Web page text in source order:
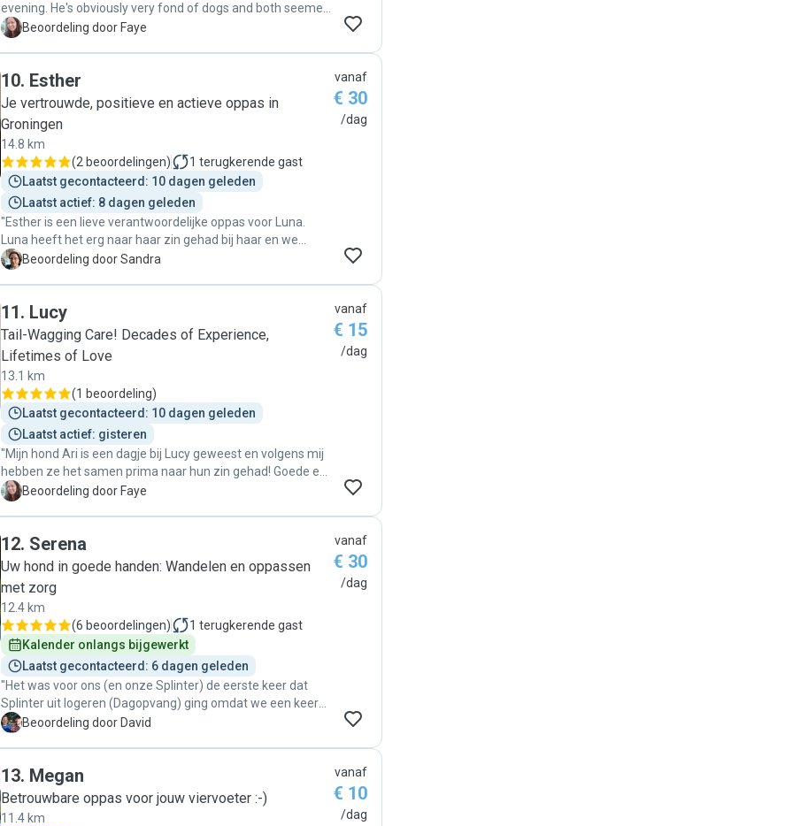
evening. He's obviously very fond of dogs and both seemed
to have had a good time. "
F Beoordeling door Faye
10. Esther
Je vertrouwde, positieve en actieve oppas in
Groningen
14.8 km
(2 beoordelingen) 1 terugkerende gast
Laatst gecontacteerd: 10 dagen geleden
Laatst actief: 8 dagen geleden
"Esther is een lieve verantwoordelijke oppas voor Luna.
Luna heeft het erg naar haar zin gehad bij haar en we
hebben alweer opnieuw geboekt! "
S Beoordeling door Sandra
vanaf
€ 30
/dag
11. Lucy
Tail-Wagging Care! Decades of Experience,
Lifetimes of Love
13.1 km
(1 beoordeling)
Laatst gecontacteerd: 10 dagen geleden
Laatst actief: gisteren
"Mijn hond Ari is een dagje bij Lucy geweest en volgens mij
hebben ze het samen prima naar hun zin gehad! Goede en
snelle communicatie en flexibel."
F Beoordeling door Faye
vanaf
€ 15
/dag
12. Serena
Uw hond in goede handen: Wandelen en oppassen
met zorg
12.4 km
(6 beoordelingen) 1 terugkerende gast
Kalender onlangs bijgewerkt
Laatst gecontacteerd: 6 dagen geleden
"Het was voor ons (en onze Splinter) de eerste keer dat
Splinter uit logeren (Dagopvang) ging omdat we een keer
als gezin zijn gaan zwemmen. Serena was heel lief voor
D Beoordeling door David
vanaf
€ 30
/dag
13. Megan
Betrouwbare oppas voor jouw viervoeter :-)
11.4 km
vanaf
€ 10
/dag